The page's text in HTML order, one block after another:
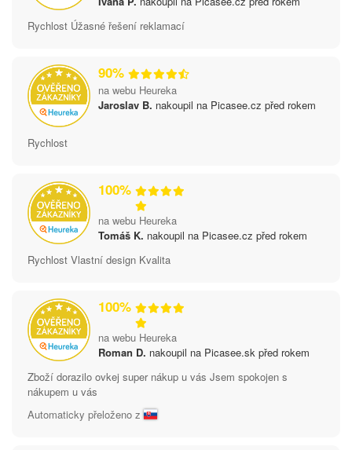
Rychlost Úžasné řešení reklamací
90%
na webu Heureka
Jaroslav B. nakoupil na Picasee.cz před rokem
Rychlost
100%
na webu Heureka
Tomáš K. nakoupil na Picasee.cz před rokem
Rychlost Vlastní design Kvalita
100%
na webu Heureka
Roman D. nakoupil na Picasee.sk před rokem
Zboží dorazilo ovkej super nákup u vás Jsem spokojen s
nákupem u vás
Automaticky přeloženo z